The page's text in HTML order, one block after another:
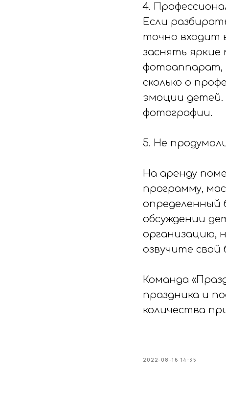
4.
Если
точно входит
заснять
фотоаппарат,
сколько о
эмоции детей.
фотографии.
5. Не
На аренду
программу,
определенный
обсуждении
организацию,
озвучите
Команда
праздника и
количества
2022-08-16 14:35